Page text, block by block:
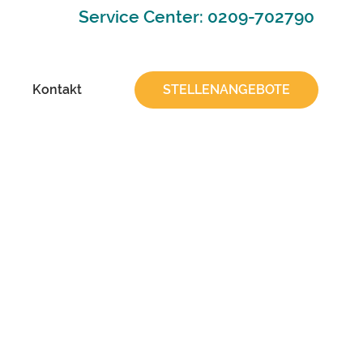
Service Center: 0209-702790
Kontakt STELLENANGEBOTE